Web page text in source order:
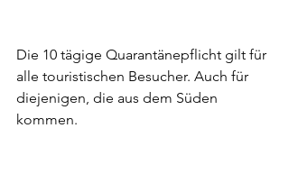
Die 10 tägige Quarantänepflicht gilt für
alle touristischen Besucher. Auch für
diejenigen, die aus dem Süden
kommen.